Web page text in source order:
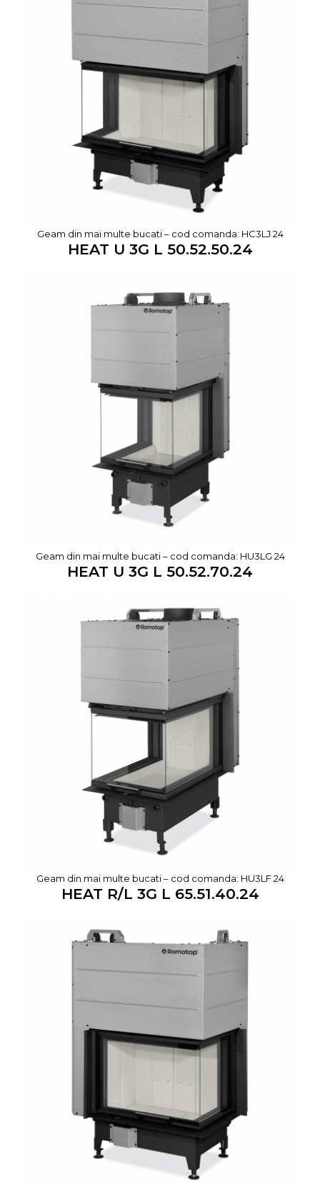
Geam din mai multe bucati – cod comanda: HC3LJ 24
HEAT U 3G L 50.52.50.24
Geam din mai multe bucati – cod comanda: HU3LG 24
HEAT U 3G L 50.52.70.24
Geam din mai multe bucati – cod comanda: HU3LF 24
HEAT R/L 3G L 65.51.40.24